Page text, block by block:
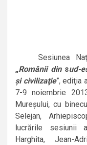
Sesiunea
„Românii dinsud-
şi civilizaţie”, ediţia
7-9 noiembrie
Mureşului, cu
Selejan,
lucrările sesiunii
Harghita, Jean-